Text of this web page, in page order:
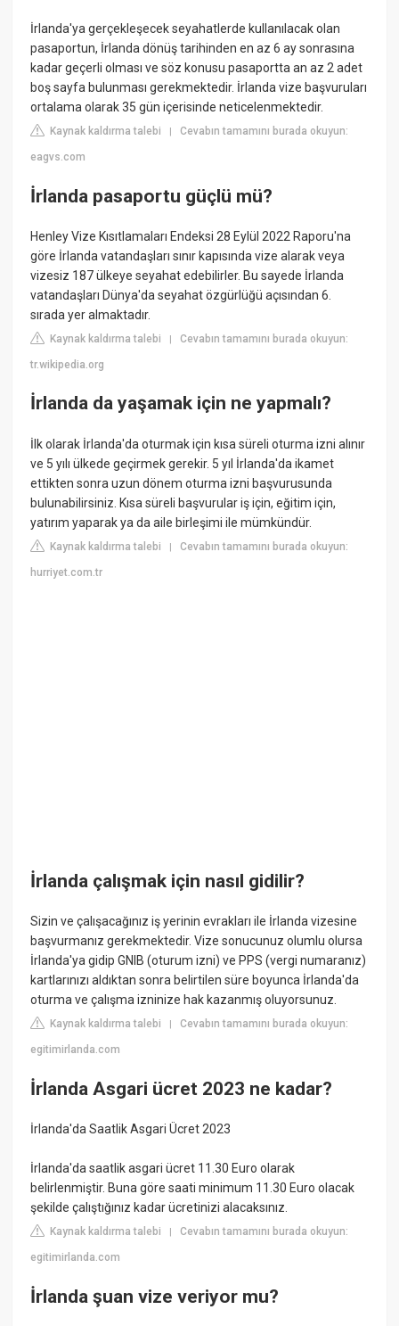
İrlanda'ya gerçekleşecek seyahatlerde kullanılacak olan
pasaportun, İrlanda dönüş tarihinden en az 6 ay sonrasına
kadar geçerli olması ve söz konusu pasaportta an az 2 adet
boş sayfa bulunması gerekmektedir. İrlanda vize başvuruları
ortalama olarak 35 gün içerisinde neticelenmektedir.
Kaynak kaldırma talebi |Cevabın tamamını burada okuyun:
eagvs.com
İrlanda pasaportu güçlü mü?
Henley Vize Kısıtlamaları Endeksi 28 Eylül 2022 Raporu'na
göre İrlanda vatandaşları sınır kapısında vize alarak veya
vizesiz 187 ülkeye seyahat edebilirler. Bu sayede İrlanda
vatandaşları Dünya'da seyahat özgürlüğü açısından 6.
sırada yer almaktadır.
Kaynak kaldırma talebi |Cevabın tamamını burada okuyun:
tr.wikipedia.org
İrlanda da yaşamak için ne yapmalı?
İlk olarak İrlanda'da oturmak için kısa süreli oturma izni alınır
ve 5 yılı ülkede geçirmek gerekir. 5 yıl İrlanda'da ikamet
ettikten sonra uzun dönem oturma izni başvurusunda
bulunabilirsiniz. Kısa süreli başvurular iş için, eğitim için,
yatırım yaparak ya da aile birleşimi ile mümkündür.
Kaynak kaldırma talebi |Cevabın tamamını burada okuyun:
hurriyet.com.tr
İrlanda çalışmak için nasıl gidilir?
Sizin ve çalışacağınız iş yerinin evrakları ile İrlanda vizesine
başvurmanız gerekmektedir. Vize sonucunuz olumlu olursa
İrlanda'ya gidip GNIB (oturum izni) ve PPS (vergi numaranız)
kartlarınızı aldıktan sonra belirtilen süre boyunca İrlanda'da
oturma ve çalışma izninize hak kazanmış oluyorsunuz.
Kaynak kaldırma talebi |Cevabın tamamını burada okuyun:
egitimirlanda.com
İrlanda Asgari ücret 2023 ne kadar?
İrlanda'da Saatlik Asgari Ücret 2023
İrlanda'da saatlik asgari ücret 11.30 Euro olarak
belirlenmiştir. Buna göre saati minimum 11.30 Euro olacak
şekilde çalıştığınız kadar ücretinizi alacaksınız.
Kaynak kaldırma talebi |Cevabın tamamını burada okuyun:
egitimirlanda.com
İrlanda şuan vize veriyor mu?